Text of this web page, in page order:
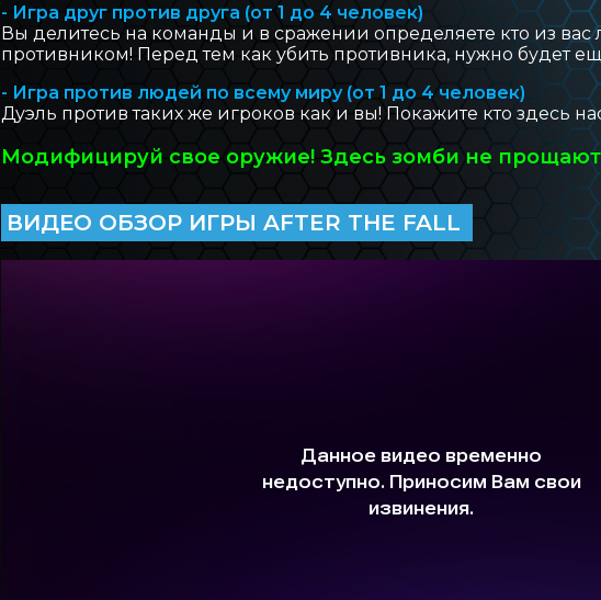
- Игра друг против друга (от 1 до 4 человек)
Вы делитесь на команды и в сражении определяете кто из
противником! Перед тем как убить противника, нужно будет
- Игра против людей по всему миру (от 1 до 4 человек)
Дуэль против таких же игроков как и вы! Покажите кто здесь
Модифицируй свое оружие! Здесь зомби не
ВИДЕО ОБЗОР ИГРЫ AFTER THE FALL